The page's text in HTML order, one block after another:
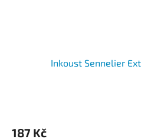
Inkoust Sennelier
187 Kč